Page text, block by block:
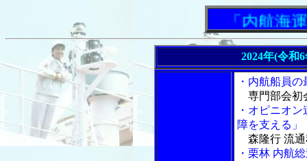
「内航海運
2024年(令和
・内航船員
専門部会初
・オピニオ
障を支える」
森隆行 流通
・栗林 内航